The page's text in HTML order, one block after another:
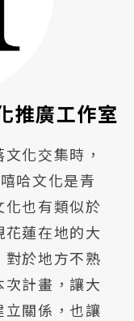
推廣工作室
化交集時，
哈文化是青
也有類似於
蓮在地的大
於地方不熟
計畫，讓大
立關係，也讓